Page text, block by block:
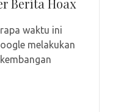
waktu ini
melakukan